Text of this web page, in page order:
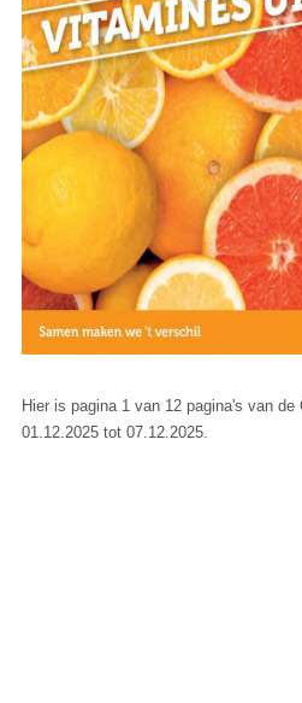
Hier is pagina 1 van 12 pagina's van de
01.12.2025 tot 07.12.2025.